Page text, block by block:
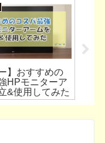
】おすすめの
HPモニターア
&使用してみた